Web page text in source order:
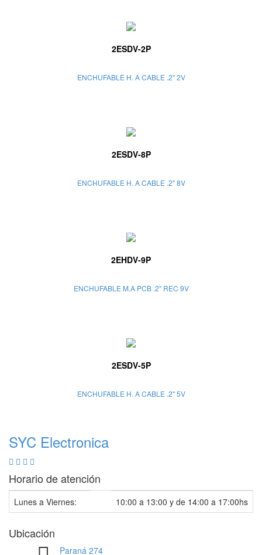
2ESDV-2P
ENCHUFABLE H. A CABLE .2" 2V
2ESDV-8P
ENCHUFABLE H. A CABLE .2" 8V
2EHDV-9P
ENCHUFABLE M.A PCB .2" REC 9V
2ESDV-5P
ENCHUFABLE H. A CABLE .2" 5V
SYC Electronica
Horario de atención
Lunes a Viernes: 10:00 a 13:00 y de 14:00 a 17:00hs
Ubicación
Paraná 274